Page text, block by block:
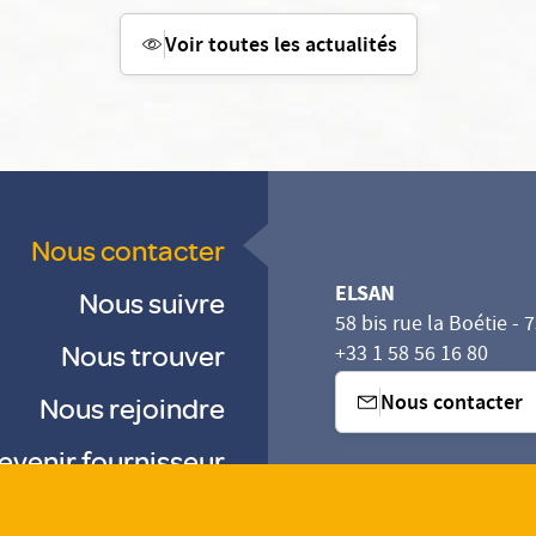
paramètres de confidentialité, en garantissant la
Voir toutes les actualités
Nous contacter
Nous suivre
Nous trouver
Nous rejoindre
fournisseur
ELSAN
58 bis rue la Boétie -
+33 1 58 56 16 80
Nous contacter